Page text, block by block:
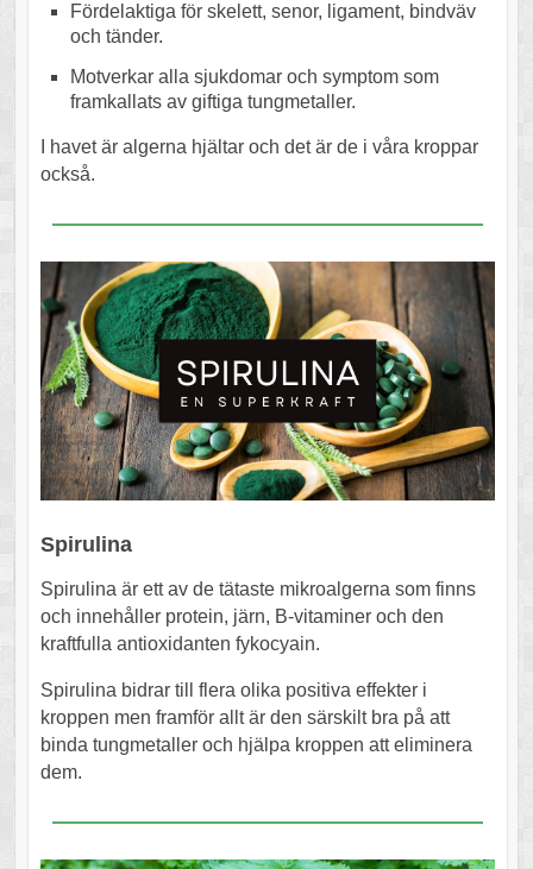
Fördelaktiga för skelett, senor, ligament, bindväv
och tänder.
Motverkar alla sjukdomar och symptom som
framkallats av giftiga tungmetaller.
I havet är algerna hjältar och det är de i våra kroppar
också.
Spirulina
Spirulina är ett av de tätaste mikroalgerna som finns
och innehåller protein, järn, B-vitaminer och den
kraftfulla antioxidanten fykocyain.
Spirulina bidrar till flera olika positiva effekter i
kroppen men framför allt är den särskilt bra på att
binda tungmetaller och hjälpa kroppen att eliminera
dem.